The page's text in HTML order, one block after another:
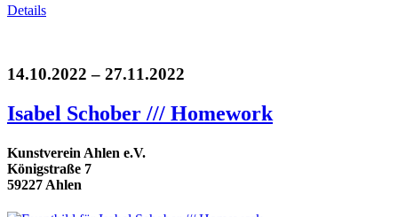
Details
14.10.2022 – 27.11.2022
Isabel Schober /// Homework
Kunstverein Ahlen e.V.
Königstraße 7
59227 Ahlen